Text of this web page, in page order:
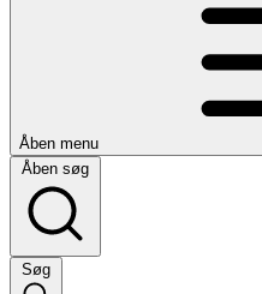
Åben menu
Åben søg
Søg